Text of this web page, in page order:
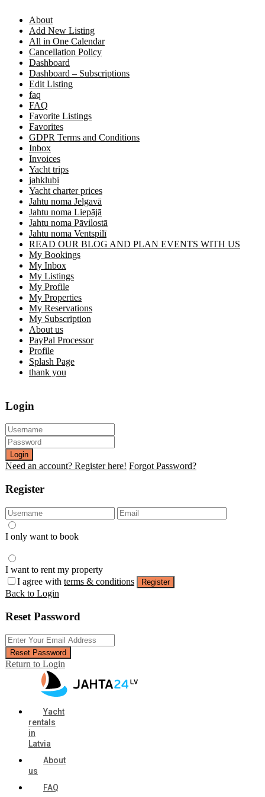
About
Add New Listing
All in One Calendar
Cancellation Policy
Dashboard
Dashboard – Subscriptions
Edit Listing
faq
FAQ
Favorite Listings
Favorites
GDPR Terms and Conditions
Inbox
Invoices
Yacht trips
jahklubi
Yacht charter prices
Jahtu noma Jelgavā
Jahtu noma Liepājā
Jahtu noma Pāvilostā
Jahtu noma Ventspilī
READ OUR BLOG AND PLAN EVENTS WITH US
My Bookings
My Inbox
My Listings
My Profile
My Properties
My Reservations
My Subscription
About us
PayPal Processor
Profile
Splash Page
thank you
Login
Login
Need an account? Register here! Forgot Password?
Register
I only want to book
I want to rent my property
I agree with terms & conditions Register
Back to Login
Reset Password
Reset Password
Return to Login
Yacht
rentals
in
Latvia
About
us
FAQ